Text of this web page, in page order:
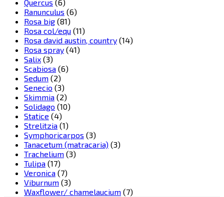
Quercus (6)
Ranunculus (6)
Rosa big (81)
Rosa col/equ (11)
Rosa david austin, country (14)
Rosa spray (41)
Salix (3)
Scabiosa (6)
Sedum (2)
Senecio (3)
Skimmia (2)
Solidago (10)
Statice (4)
Strelitzia (1)
Symphoricarpos (3)
Tanacetum (matracaria) (3)
Trachelium (3)
Tulipa (17)
Veronica (7)
Viburnum (3)
Waxflower/ chamelaucium (7)